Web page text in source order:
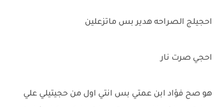
احجيلج الصراحه هدير بس ماتزعلين
احجي صرت نار
هو صح فؤاد ابن عمتي بس انتي اول من حجيتيلي علي